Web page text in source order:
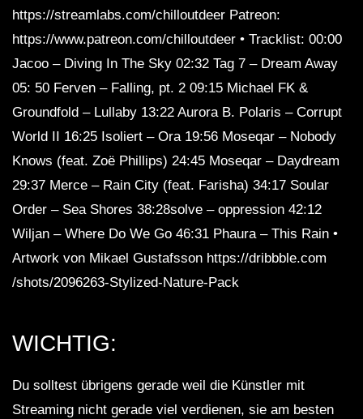
https://streamlabs.com/chilloutdeer Patreon:
https://www.patreon.com/chilloutdeer • Tracklist: 00:00
Jacoo – Diving In The Sky 02:32 Tag 7 – Dream Away
05: 50 Ferven – Falling, pt. 2 09:15 Michael FK &
Groundfold – Lullaby 13:22 Aurora B. Polaris – Corrupt
World II 16:25 Isoliert – Ora 19:56 Moseqar – Nobody
Knows (feat. Zoë Phillips) 24:45 Moseqar – Daydream
29:37 Merce – Rain City (feat. Farisha) 34:17 Soular
Order – Sea Shores 38:28solve – oppression 42:12
Wiljan – Where Do We Go 46:31 Phaura – This Rain •
Artwork von Mikael Gustafsson https://dribbble.com
/shots/2096263-Stylized-Nature-Pack
WICHTIG:
Du solltest übrigens gerade weil die Künstler mit
Streaming nicht gerade viel verdienen, sie am besten